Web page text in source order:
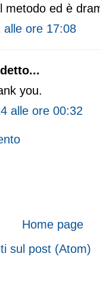
metodo ed è
alle ore 17:08
you.
alle ore 00:32
Home page
sul post (Atom)